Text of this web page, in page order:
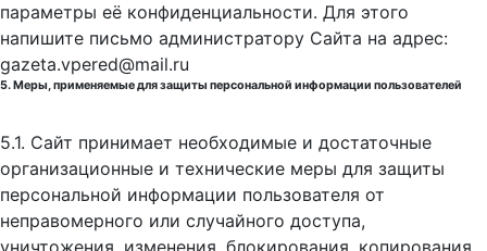
параметры её конфиденциальности. Для этого
напишите письмо администратору Сайта на адрес:
gazeta.vpered@mail.ru
5. Меры, применяемые для защиты персональной информации пользователей
5.1. Сайт принимает необходимые и достаточные
организационные и технические меры для защиты
персональной информации пользователя от
неправомерного или случайного доступа,